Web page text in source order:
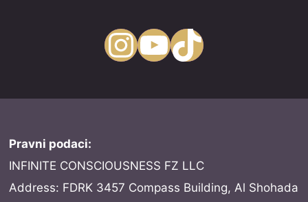
InstagramYouTube TikTok
Pravni podaci:
INFINITE CONSCIOUSNESS FZ LLC
Address: FDRK 3457 Compass Building, Al Shohada